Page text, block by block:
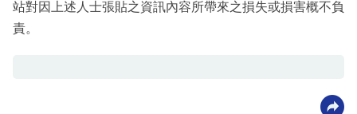
站對因上述人士張貼之資訊內容所帶來之損失或損害概不負
責。